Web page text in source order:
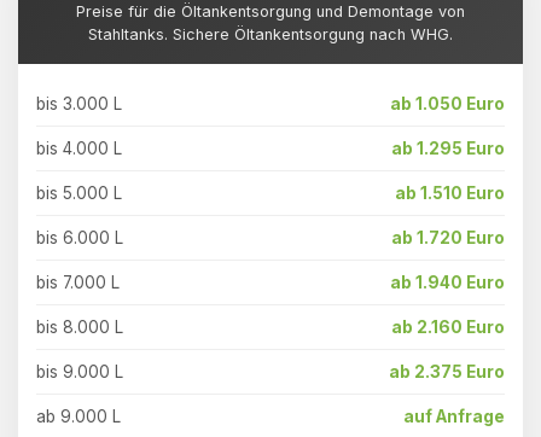
Preise für die Öltankentsorgung und Demontage von
Stahltanks. Sichere Öltankentsorgung nach WHG.
bis 3.000 L ab 1.050 Euro
bis 4.000 L ab 1.295 Euro
bis 5.000 L ab 1.510 Euro
bis 6.000 L ab 1.720 Euro
bis 7.000 L ab 1.940 Euro
bis 8.000 L ab 2.160 Euro
bis 9.000 L ab 2.375 Euro
ab 9.000 L auf Anfrage